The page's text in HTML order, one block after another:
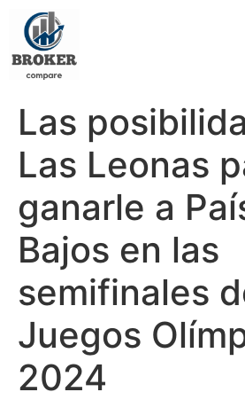
Las
Las Leonas
ganarle a
Bajos en las
semifinales
Juegos
2024